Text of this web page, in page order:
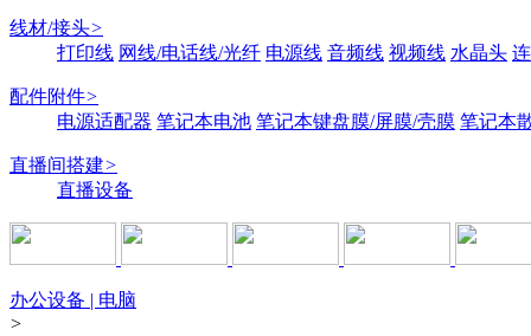
线材/接头>
打印线 网线/电话线/光纤 电源线 音频线 视频线 水晶头
配件附件>
电源适配器 笔记本电池 笔记本键盘膜/屏膜/壳膜 笔记本
直播间搭建>
直播设备
办公设备 | 电脑
>